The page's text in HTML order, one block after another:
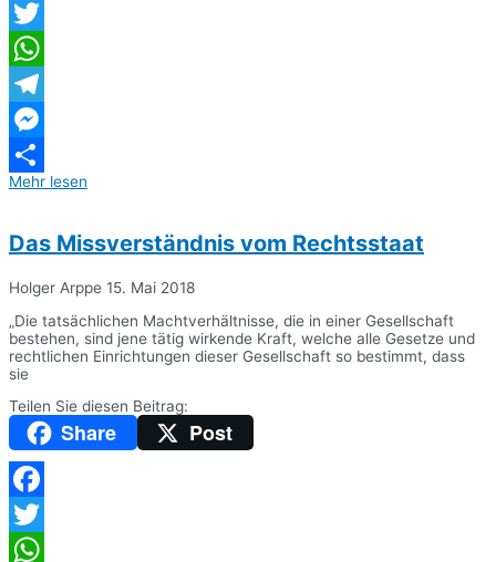
Facebook
Twitter
WhatsApp
Telegram
Messenger
Teilen
Mehr lesen
Das Missverständnis vom Rechtsstaat
Holger Arppe 15. Mai 2018
„Die tatsächlichen Machtverhältnisse, die in einer Gesellschaft
bestehen, sind jene tätig wirkende Kraft, welche alle Gesetze und
rechtlichen Einrichtungen dieser Gesellschaft so bestimmt, dass
sie
Teilen Sie diesen Beitrag:
Share Post
Facebook
Twitter